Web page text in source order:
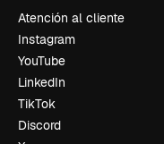
Atención al cliente
Instagram
YouTube
LinkedIn
TikTok
Discord